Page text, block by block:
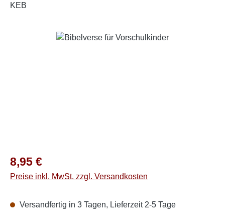
KEB
Bildergalerie überspringen
Regulärer Preis:
8,95 €
Preise inkl. MwSt. zzgl. Versandkosten
Versandfertig in 3 Tagen, Lieferzeit 2-5 Tage